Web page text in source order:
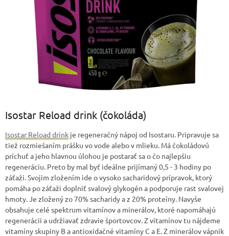
Isostar Reload drink (čokoláda)
Isostar Reload drink je regeneračný nápoj od Isostaru. Pripravuje sa
tiež rozmiešaním prášku vo vode alebo v mlieku. Má čokoládovú
príchuť a jeho hlavnou úlohou je postarať sa o čo najlepšiu
regeneráciu. Preto by mal byť ideálne prijímaný 0,5 - 3 hodiny po
záťaži. Svojim zložením ide o vysoko sacharidový prípravok, ktorý
pomáha po záťaži doplniť svalový glykogén a podporuje rast svalovej
hmoty. Je zložený zo 70% sacharidy a z 20% proteíny. Navyše
obsahuje celé spektrum vitamínov a minerálov, ktoré napomáhajú
regenerácii a udržiavať zdravie športovcov. Z vitamínov tu nájdeme
vitamíny skupiny B a antioxidačné vitamíny C a E. Z minerálov vápnik